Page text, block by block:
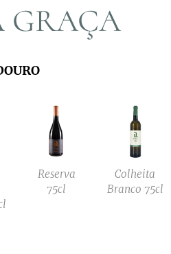
GRAÇA
Reserva
75cl
Colheita
Branco 75cl